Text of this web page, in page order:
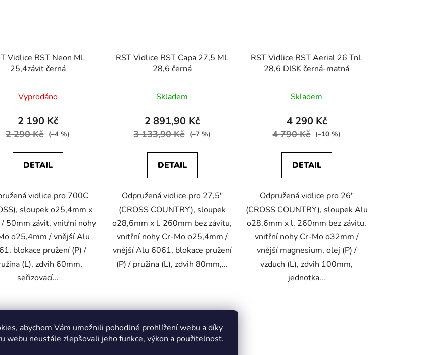
abychom Vám umožnili pohodlné prohlížení webu a díky
webu neustále zlepšovali jeho funkce, výkon a použitelnost.
Vidlice RST Neon ML
25,4závit černá
Vyprodáno
2 190 Kč
2 290 Kč (–4 %)
DETAIL
vidlice pro 700C
sloupek o25,4mm x
50mm závit, vnitřní nohy
o25,4mm / vnější Alu
blokace pružení (P) /
(L), zdvih 60mm,
seřizovací...
RST Vidlice RST Capa 27,5 ML
28,6 černá
Skladem
2 891,90 Kč
3 133,90 Kč (–7 %)
DETAIL
Odpružená vidlice pro 27,5"
(CROSS COUNTRY), sloupek
o28,6mm x l. 260mm bez závitu,
vnitřní nohy Cr-Mo o25,4mm /
vnější Alu 6061, blokace pružení
(P) / pružina (L), zdvih 80mm,...
RST Vidlice RST Aerial 26 TnL
28,6 DISK černá-matná
Skladem
4 290 Kč
4 790 Kč (–10 %)
DETAIL
Odpružená vidlice pro 26"
(CROSS COUNTRY), sloupek Alu
o28,6mm x l. 260mm bez závitu,
vnitřní nohy Cr-Mo o32mm /
vnější magnesium, olej (P) /
vzduch (L), zdvih 100mm,
jednotka...
O
v
l
á